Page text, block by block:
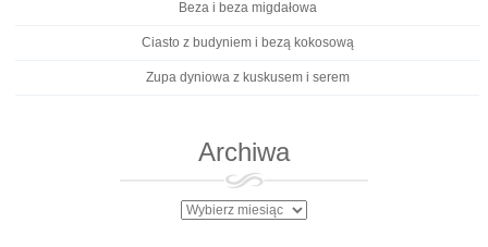
Beza i beza migdałowa
Ciasto z budyniem i bezą kokosową
Zupa dyniowa z kuskusem i serem
Archiwa
Archiwa